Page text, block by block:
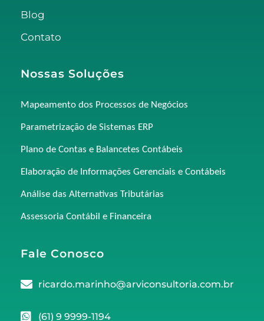
Blog
Contato
Nossas Soluções
Mapeamento dos Processos de Negócios
Parametrização de Sistemas ERP
Plano de Contas e Balancetes Contábeis
Elaboração de Informações Gerenciais e Contábeis
Análise das Alternativas Tributárias
Assessoria Contábil e Financeira
Fale Conosco
ricardo.marinho@arviconsultoria.com.br
(61) 9 9999-1194